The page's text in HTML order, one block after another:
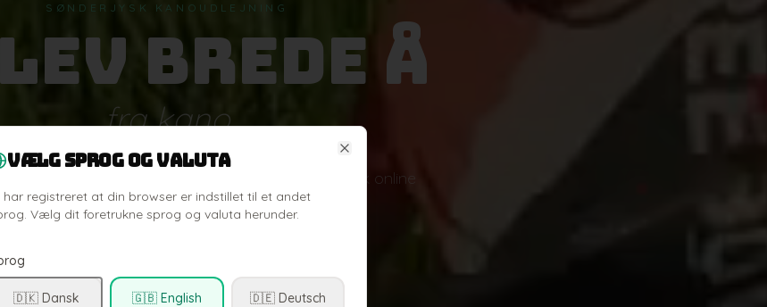
SØNDERJYSK KANOUDLEJNING
Brede Å
fra kano
ad Danmarks smukkeste å. Vælg din tur og book online
— vi klarer resten.
Se ture & book
Vælg sprog og valuta
har registreret at din browser er indstillet til et andet
Vælg dit foretrukne sprog og valuta herunder.
🇩🇰 Dansk 🇬🇧 English 🇩🇪 Deutsch